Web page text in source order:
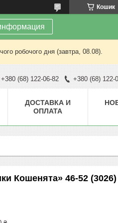
Кошик
робочого дня (завтра, 08.08).
+380 (68) 122-06-82 +380 (68) 122-
ДОСТАВКА И
ОПЛАТА
Кошенята» 46-52 (3026)